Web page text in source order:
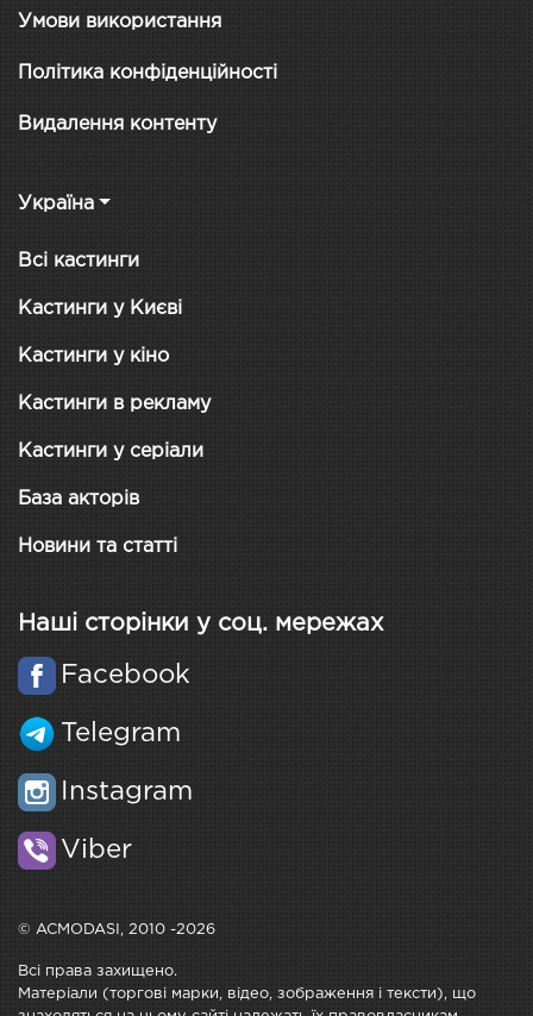
Умови використання
Політика конфіденційності
Видалення контенту
Україна
Всі кастинги
Кастинги у Києві
Кастинги у кіно
Кастинги в рекламу
Кастинги у серіали
База акторів
Новини та статті
Наші сторінки у соц. мережах
Facebook
Telegram
Instagram
Viber
© ACMODASI, 2010 -2026
Всі права захищено.
Матеріали (торгові марки, відео, зображення і тексти), що